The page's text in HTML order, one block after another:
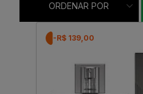
ORDENAR POR
-R$ 139,00